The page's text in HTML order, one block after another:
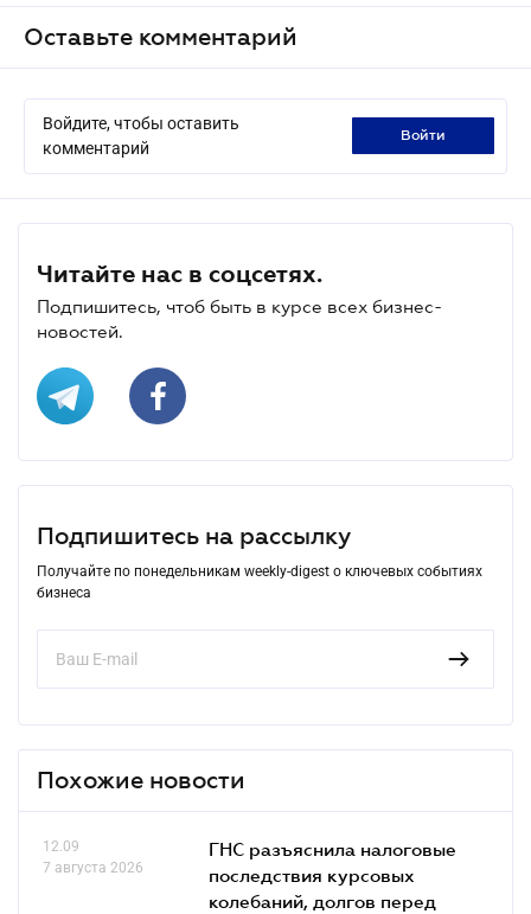
Оставьте комментарий
Войдите, чтобы оставить
комментарий
войти
Читайте нас в соцсетях.
Подпишитесь, чтоб быть в курсе всех бизнес-
новостей.
Подпишитесь на рассылку
Получайте по понедельникам weekly-digest о ключевых событиях
бизнеса
Похожие новости
12.09
7 августа 2026
ГНС разъяснила налоговые
последствия курсовых
колебаний, долгов перед